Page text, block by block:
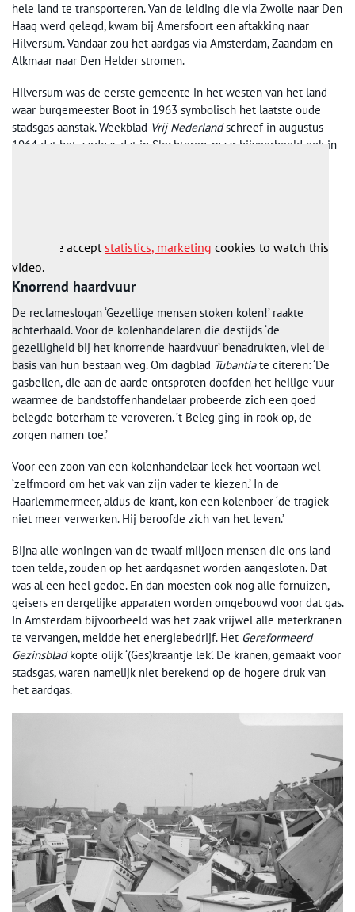
hele land te transporteren. Van de leiding die via Zwolle naar Den
Haag werd gelegd, kwam bij Amersfoort een aftakking naar
Hilversum. Vandaar zou het aardgas via Amsterdam, Zaandam en
Alkmaar naar Den Helder stromen.
Hilversum was de eerste gemeente in het westen van het land
waar burgemeester Boot in 1963 symbolisch het laatste oude
stadsgas aanstak. Weekblad Vrij Nederlandschreef in augustus
1964 dat het aardgas dat in Slochteren, maar bijvoorbeeld ook in
Please acceptstatistics, marketing cookies to watch this
video.
Knorrend haardvuur
De reclameslogan ‘Gezellige mensen stoken kolen!’ raakte
achterhaald. Voor de kolenhandelaren die destijds ‘de
gezelligheid bij het knorrende haardvuur’ benadrukten, viel de
basis van hun bestaan weg. Om dagblad Tubantiate citeren: ‘De
gasbellen, die aan de aarde ontsproten doofden het heilige vuur
waarmee de bandstoffenhandelaar probeerde zich een goed
belegde boterham te veroveren. ’t Beleg ging in rook op, de
zorgen namen toe.’
Voor een zoon van een kolenhandelaar leek het voortaan wel
‘zelfmoord om het vak van zijn vader te kiezen.’ In de
Haarlemmermeer, aldus de krant, kon een kolenboer ‘de tragiek
niet meer verwerken. Hij beroofde zich van het leven.’
Bijna alle woningen van de twaalf miljoen mensen die ons land
toen telde, zouden op het aardgasnet worden aangesloten. Dat
was al een heel gedoe. En dan moesten ook nog alle fornuizen,
geisers en dergelijke apparaten worden omgebouwd voor dat gas.
In Amsterdam bijvoorbeeld was het zaak vrijwel alle meterkranen
te vervangen, meldde het energiebedrijf. Het Gereformeerd
Gezinsbladkopte olijk ‘(Ges)kraantje lek’. De kranen, gemaakt voor
stadsgas, waren namelijk niet berekend op de hogere druk van
het aardgas.